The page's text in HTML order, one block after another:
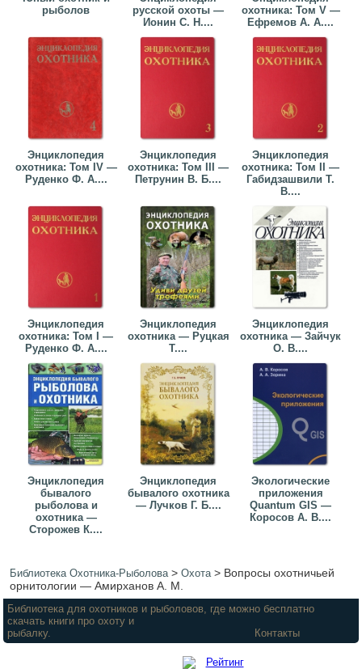
рыболов
русской охоты —
Ионин С. Н....
охотника: Том V —
Ефремов А. А....
Энциклопедия
охотника: Том IV —
Руденко Ф. А....
Энциклопедия
охотника: Том III —
Петрунин В. Б....
Энциклопедия
охотника: Том II —
Габидзашвили Т.
В....
Энциклопедия
охотника: Том I —
Руденко Ф. А....
Энциклопедия
охотника — Руцкая
Т....
Энциклопедия
охотника — Зайчук
О. В....
Энциклопедия
бывалого
рыболова и
охотника —
Сторожев К....
Энциклопедия
бывалого охотника
— Лучков Г. Б....
Экологические
приложения
Quantum GIS —
Коросов А. В....
Библиотека Охотника-Рыболова>Охота> Вопросы охотничьей
орнитологии — Амирханов А. М.
Библиотека для охотников и рыболовов, где можно бесплатно
скачать книги про охоту и
рыбалку.
Контакты